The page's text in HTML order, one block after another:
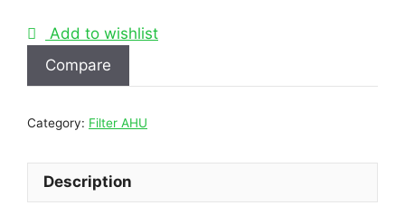
Add to wishlist
Compare
Category: Filter AHU
Description